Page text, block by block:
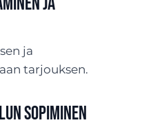
ja
tarjouksen.
sopiminen